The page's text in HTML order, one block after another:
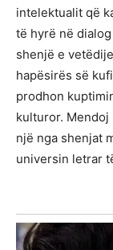
intelektualit që
të hyrë në
shenjë e
hapësirës së
prodhon
kulturor. Mendoj
një nga shenjat
universin letrar